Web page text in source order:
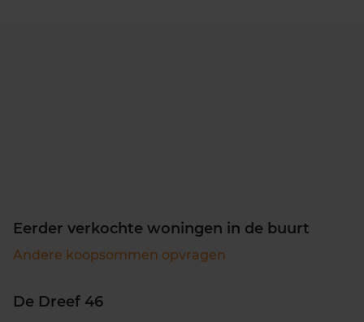
Eerder verkochte woningen in de buurt
Andere koopsommen opvragen
De Dreef 46